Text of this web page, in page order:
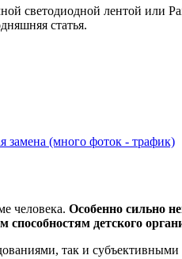
светодиодной лентой или
статья.
замена (много фоток - трафик)
человека. Особенно сильно
детского
так и